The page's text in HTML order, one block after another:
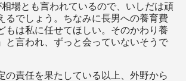
場とも言われているので、いしだは頑
るでしょう。ちなみに長男への養育費
もは私に任せてほしい。そのかわり養
と言われ、ずっと会っていないそうで
責任を果たしている以上、外野から